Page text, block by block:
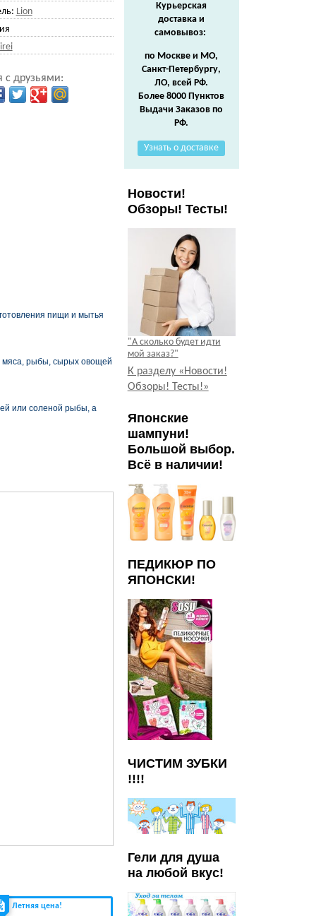
Lion
с друзьями:
пищи и мытья
мяса, рыбы, сырых овощей
или соленой рыбы, а
Летняя цена!
Курьерская
доставка и
самовывоз:
по Москве и МО,
Санкт-Петербургу,
ЛО, всей РФ.
Более 8000 Пунктов
Выдачи Заказов по
РФ.
Узнать о доставке
Новости!
Обзоры! Тесты!
"А сколько будет идти
мой заказ?"
К разделу «Новости!
Обзоры! Тесты!»
Японские
шампуни!
Большой выбор.
Всё в наличии!
ПЕДИКЮР ПО
ЯПОНСКИ!
ЧИСТИМ ЗУБКИ
!!!!
Гели для душа
на любой вкус!